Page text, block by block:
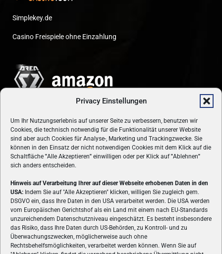
Privacy Einstellungen
Um Ihr Nutzungserlebnis auf unserer Seite zu verbessern, benutzen wir
Cookies, die technisch notwendig für die Funktionalität unserer Website
sind aber auch Cookies für Analyse-, Marketing und Trackingzwecke. Sie
können in den Einsatz der nicht notwendigen Cookies mit dem Klick auf die
Schaltfläche "Alle Akzeptieren" einwilligen oder per Klick auf"Ablehnen"
sich anders entscheiden.
Hinweis auf Verarbeitung Ihrer auf dieser Webseite erhobenen Daten in den
USA: Indem Sie auf "Alle Akzeptieren" klicken, willigen Sie zugleich gem.
DSGVO ein, dass Ihre Daten in den USA verarbeitet werden. Die USA werden
vom Europäischen Gerichtshof als ein Land mit einem nach EU-Standards
unzureichendem Datenschutzniveau eingeschätzt. Es besteht insbesondere
das Risiko, dass Ihre Daten durch US-Behörden, zu Kontroll- und zu
Überwachungszwecken, möglicherweise auch ohne
Rechtsbehelfsmöglichkeiten, verarbeitet werden können. Wenn Sie auf
Simplekey.de
Casino Freispiele ohne Einzahlung
ÜBER UNS
VON GAMERN, FÜR GAMER! Gamers.at ist das älteste Online-
Spielemagazin Österreichs und bringt täglich aktuelle News,
Reviews und Videos zu PC- und Konsolenspielen, Gaming-
Hardware und aus der Welt des e-Sport's.